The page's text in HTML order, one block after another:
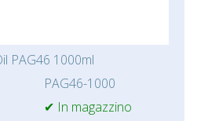
PAG46 1000ml
PAG46-1000
✔ In magazzino